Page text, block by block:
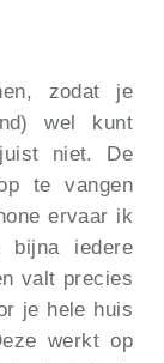
zodat je
wel kunt
niet. De
te vangen
ervaar ik
bijna iedere
valt precies
je hele huis
werkt op